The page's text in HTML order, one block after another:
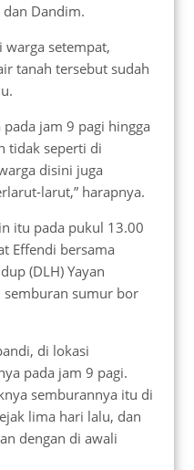
Dandim.
setempat,
tanah tersebut sudah
jam 9 pagi hingga
tidak seperti di
disini juga
larut,” harapnya.
itu pada pukul 13.00
Effendi bersama
(DLH) Yayan
semburan sumur bor
di lokasi
pada jam 9 pagi.
semburannya itu di
lima hari lalu, dan
dengan di awali